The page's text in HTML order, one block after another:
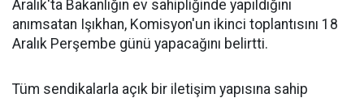
Aralık'ta Bakanlığın ev sahipliğinde yapıldığını
anımsatan Işıkhan, Komisyon'un ikinci toplantısını 18
Aralık Perşembe günü yapacağını belirtti.
Tüm sendikalarla açık bir iletişim yapısına sahip